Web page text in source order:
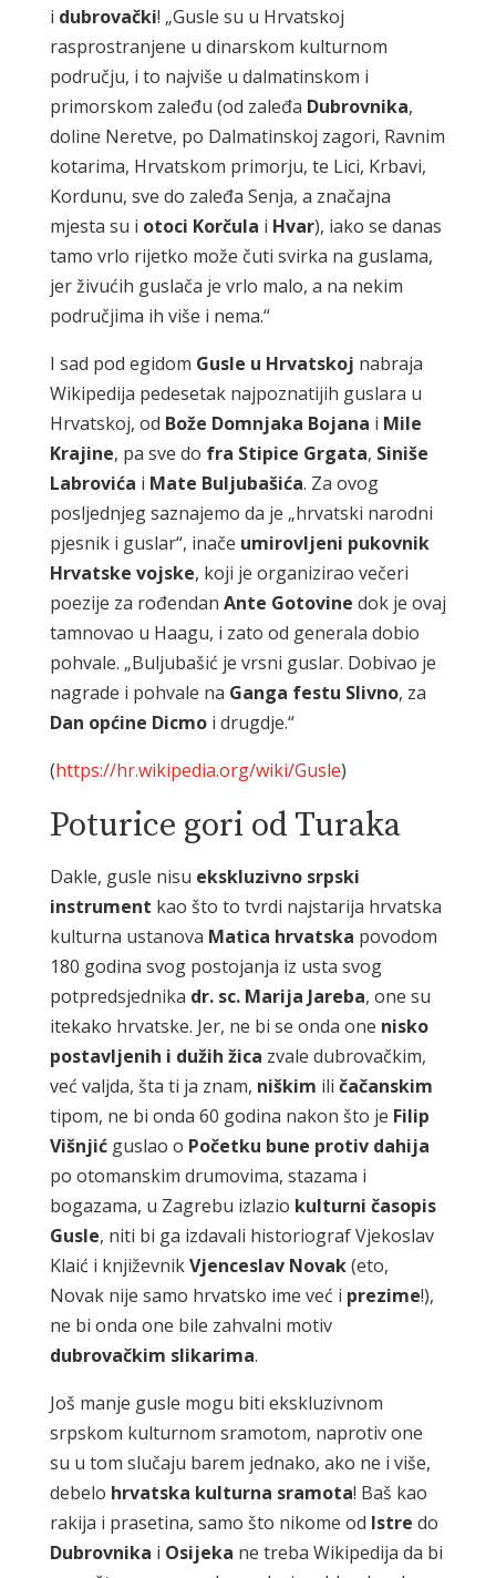
i dubrovački! „Gusle su u Hrvatskoj
rasprostranjene u dinarskom kulturnom
području, i to najviše u dalmatinskom i
primorskom zaleđu (od zaleđa Dubrovnika,
doline Neretve, po Dalmatinskoj zagori, Ravnim
kotarima, Hrvatskom primorju, te Lici, Krbavi,
Kordunu, sve do zaleđa Senja, a značajna
mjesta su i otoci Korčula i Hvar), iako se danas
tamo vrlo rijetko može čuti svirka na guslama,
jer živućih guslača je vrlo malo, a na nekim
područjima ih više i nema.“
I sad pod egidom Gusle u Hrvatskoj nabraja
Wikipedija pedesetak najpoznatijih guslara u
Hrvatskoj, od Bože Domnjaka Bojana i Mile
Krajine, pa sve do fra Stipice Grgata, Siniše
Labrovića i Mate Buljubašića. Za ovog
posljednjeg saznajemo da je „hrvatski narodni
pjesnik i guslar“, inače umirovljeni pukovnik
Hrvatske vojske, koji je organizirao večeri
poezije za rođendan Ante Gotovine dok je ovaj
tamnovao u Haagu, i zato od generala dobio
pohvale. „Buljubašić je vrsni guslar. Dobivao je
nagrade i pohvale na Ganga festu Slivno, za
Dan općine Dicmoi drugdje.“
(https://hr.wikipedia.org/wiki/Gusle)
Poturice gori od Turaka
Dakle, gusle nisu ekskluzivno srpski
instrument kao što to tvrdi najstarija hrvatska
kulturna ustanova Matica hrvatska povodom
180 godina svog postojanja iz usta svog
potpredsjednika dr. sc. Marija Jareba, one su
itekako hrvatske. Jer, ne bi se onda one nisko
postavljenih i dužih žica zvale dubrovačkim,
već valjda, šta ti ja znam, niškim ili čačanskim
tipom, ne bi onda 60 godina nakon što je Filip
Višnjićguslao o Početku bune protiv dahija
po otomanskim drumovima, stazama i
bogazama, u Zagrebu izlazio kulturni časopis
Gusle, niti bi ga izdavali historiograf Vjekoslav
Klaić i književnikVjenceslav Novak(eto,
Novak nije samo hrvatsko ime već i prezime!),
ne bi onda one bile zahvalni motiv
dubrovačkim slikarima.
Još manje gusle mogu biti ekskluzivnom
srpskom kulturnom sramotom, naprotiv one
su u tom slučaju barem jednako, ako ne i više,
debelo hrvatska kulturna sramota! Baš kao
rakija i prasetina, samo što nikome od Istre do
Dubrovnika i Osijeka ne treba Wikipedija da bi